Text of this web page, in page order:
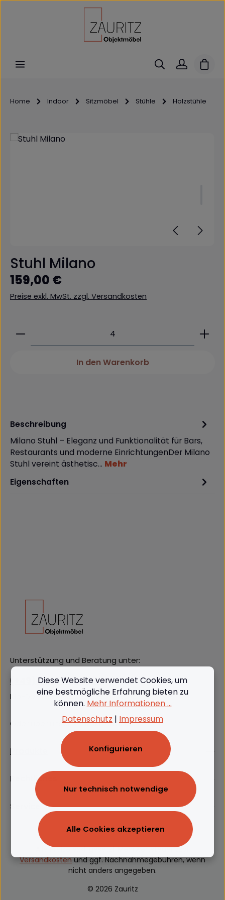
Zum Hauptinhalt springen
Home Indoor Sitzmöbel Stühle Holzstühle
Bildergalerie überspringen
Stuhl Milano
Regulärer Preis:
159,00 €
Preise exkl. MwSt. zzgl. Versandkosten
Produkt Anzahl: Gib den gewünschten Wert
In den Warenkorb
Beschreibung
Milano Stuhl – Eleganz und Funktionalität für Bars,
Restaurants und moderne EinrichtungenDer Milano
Stuhl vereint ästhetisc… Mehr
Eigenschaften
Unterstützung und Beratung unter:
(+49) 09562 3811380
Mo-Do: 08:00 - 16:00, Fr: 8:00 - 13:00
Oder über unserKontaktformular.
Produkte
Rechtliches
Service
© 2026 Zauritz
Alle Preise exkl. gesetzl. Mehrwertsteuer zzgl.
Versandkostenund ggf. Nachnahmegebühren, wenn
nicht anders angegeben.
Diese Website verwendet Cookies, um
eine bestmögliche Erfahrung bieten zu
können. Mehr Informationen ...
Datenschutz | Impressum
Nur technisch notwendige
Konfigurieren
Alle Cookies akzeptieren